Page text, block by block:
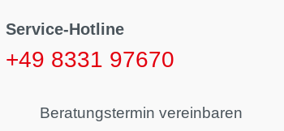
Service-Hotline
+49 8331 97670
Beratungstermin vereinbaren